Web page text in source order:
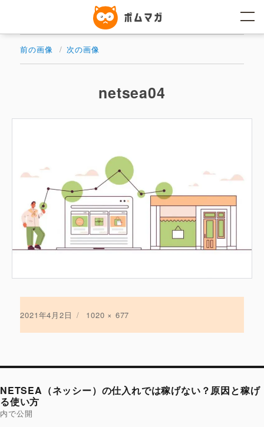
ン
前の画像 次の画像
netsea04
投
2021年4月2日
フ
ズ
1020 × 677
投
ナ
ビ
ゲ
ー
NETSEA（ネッシー）の仕入れでは稼げない？原因と稼げ
る使い方
内で公開